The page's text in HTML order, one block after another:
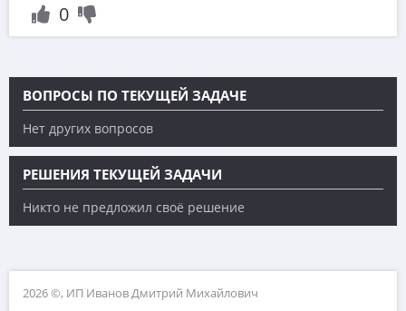
0
ВОПРОСЫ ПО ТЕКУЩЕЙ ЗАДАЧЕ
Нет других вопросов
РЕШЕНИЯ ТЕКУЩЕЙ ЗАДАЧИ
Никто не предложил своё решение
2026 ©, ИП Иванов Дмитрий Михайлович